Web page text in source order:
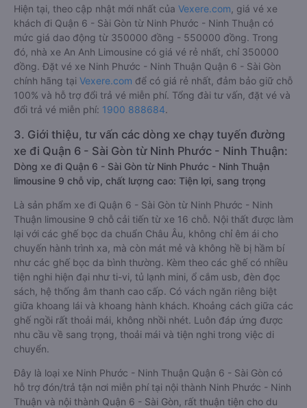
Hiện tại, theo cập nhật mới nhất của Vexere.com , giá vé xe
khách đi Quận 6 - Sài Gòn từ Ninh Phước - Ninh Thuận có
mức giá dao động từ 350000 đồng - 550000 đồng. Trong
đó, nhà xe An Anh Limousine có giá vé rẻ nhất, chỉ 350000
đồng. Đặt vé xe Ninh Phước - Ninh Thuận Quận 6 - Sài Gòn
chính hãng tại Vexere.com để có giá rẻ nhất, đảm bảo giữ chỗ
100% và hỗ trợ đổi trả vé miễn phí. Tổng đài tư vấn, đặt vé và
đổi trả vé miễn phí: 1900 888684.
3. Giới thiệu, tư vấn các dòng xe chạy tuyến đường
xe đi Quận 6 - Sài Gòn từ Ninh Phước - Ninh Thuận:
Dòng xe đi Quận 6 - Sài Gòn từ Ninh Phước - Ninh Thuận
limousine 9 chỗ vip, chất lượng cao: Tiện lợi, sang trọng
Là sản phẩm xe đi Quận 6 - Sài Gòn từ Ninh Phước - Ninh
Thuận limousine 9 chỗ cải tiến từ xe 16 chỗ. Nội thất được làm
lại với các ghế bọc da chuẩn Châu Âu, không chỉ êm ái cho
chuyến hành trình xa, mà còn mát mẻ và không hề bị hầm bí
như các ghế bọc da bình thường. Kèm theo các ghế có nhiều
tiện nghi hiện đại như ti-vi, tủ lạnh mini, ổ cắm usb, đèn đọc
sách, hệ thống âm thanh cao cấp. Có vách ngăn riêng biệt
giữa khoang lái và khoang hành khách. Khoảng cách giữa các
ghế ngồi rất thoải mái, không nhồi nhét. Luôn đáp ứng được
nhu cầu về sang trọng, thoải mái và tiện nghi trong việc di
chuyển.
Đây là loại xe Ninh Phước - Ninh Thuận Quận 6 - Sài Gòn có
hỗ trợ đón/trả tận nơi miễn phí tại nội thành Ninh Phước - Ninh
Thuận và nội thành Quận 6 - Sài Gòn, rất thuận tiện cho du